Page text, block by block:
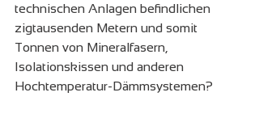
technischen Anlagen befindlichen
zigtausenden Metern und somit
Tonnen von Mineralfasern,
Isolationskissen und anderen
Hochtemperatur-Dämmsystemen?